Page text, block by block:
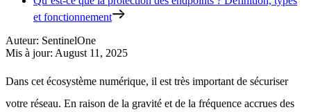
et fonctionnement
Auteur: SentinelOne
Mis à jour: August 11, 2025
Dans cet écosystème numérique, il est très important de sécuriser
votre réseau. En raison de la gravité et de la fréquence accrues des